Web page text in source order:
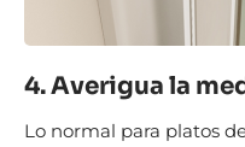
4. Averigua la
Lo normal para platos